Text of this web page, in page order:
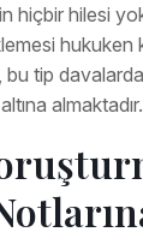
hiçbir hilesi
hukuken
bu tip
almaktadır.